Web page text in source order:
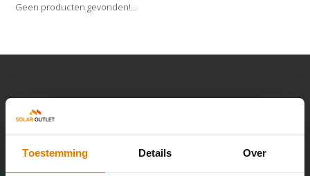
Toestemming Details Over
Geen producten gevonden!...
Klantenservice
We reageren zo snel mogelijk.